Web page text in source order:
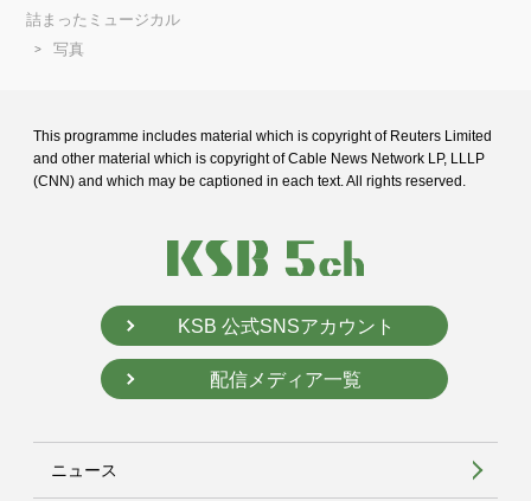
詰まったミュージカル
写真
This programme includes material which is copyright of Reuters Limited
and other material which is copyright of Cable News Network LP, LLLP
(CNN) and which may be captioned in each text. All rights reserved.
KSB 公式SNSアカウント
配信メディア一覧
ニュース